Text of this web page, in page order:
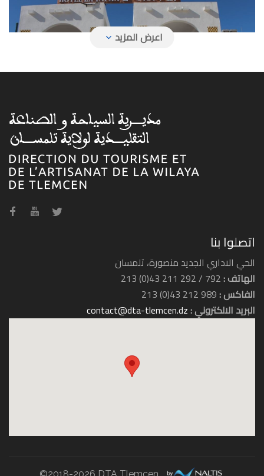
فندق تافنة
فندق حمام بوغرارة
فندق الرياض
اتصلوا بنا
الحي الاداري الجديد منصورة، تلمسان
الهاتف :792 / 292 211 43(0) 213
الفاكس :989 212 43(0) 213
البريد الالكتروني :contact@dta-tlemcen.dz
©2018-2026 DTA Tlemcen.